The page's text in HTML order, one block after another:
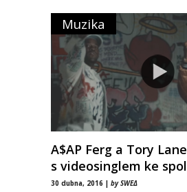
Muzika
A$AP Ferg a Tory
s videosinglem ke
30 dubna, 2016 | by SWEΔ